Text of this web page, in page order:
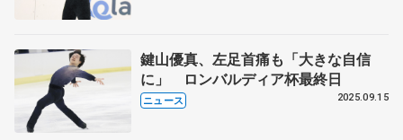
鍵山優真、左足首痛も「大きな自信
に」 ロンバルディア杯最終日
ニュース 2025.09.15